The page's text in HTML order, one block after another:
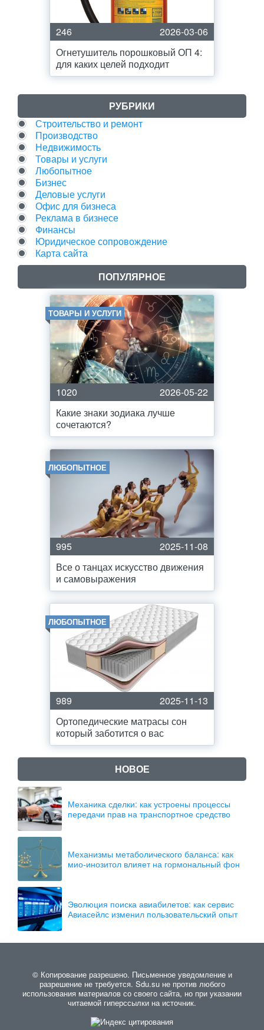
246
2026-03-06
Огнетушитель порошковый ОП 4:
для каких целей подходит
РУБРИКИ
Строительство и ремонт
Производство
Недвижимость
Товары и услуги
Любопытное
Бизнес
Деловые услуги
Офис для бизнеса
Реклама в бизнесе
Финансы
Юридическое сопровождение
Карта сайта
ПОПУЛЯРНОЕ
ТОВАРЫ И УСЛУГИ
1020
2026-05-22
Какие знаки зодиака лучше
сочетаются?
ЛЮБОПЫТНОЕ
995
2025-11-08
Все о танцах искусство движения
и самовыражения
ЛЮБОПЫТНОЕ
989
2025-11-13
Ортопедические матрасы сон
который заботится о вас
НОВОЕ
Механика сделки: как устроены процессы
передачи прав на транспортное средство
Механизмы метаболического баланса: как
мио-инозитол влияет на гормональный фон
Эволюция поиска авиабилетов: как сервис
Авиасейлс изменил пользовательский опыт
© Копирование разрешено. Письменное уведомление и
разрешение не требуется. Sdu.su не против любого
использования материалов со своего сайта, но при указании
читаемой гиперссылки на источник.